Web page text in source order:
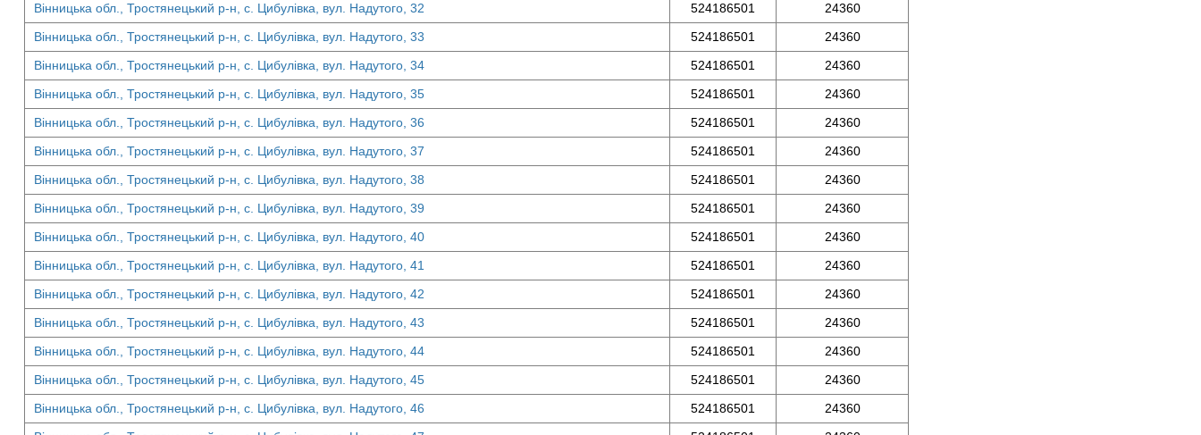
Вінницька обл., Тростянецький р-н, с. Цибулівка, вул. Надутого, 32
524186501
24360
Вінницька обл., Тростянецький р-н, с. Цибулівка, вул. Надутого, 33
524186501
24360
Вінницька обл., Тростянецький р-н, с. Цибулівка, вул. Надутого, 34
524186501
24360
Вінницька обл., Тростянецький р-н, с. Цибулівка, вул. Надутого, 35
524186501
24360
Вінницька обл., Тростянецький р-н, с. Цибулівка, вул. Надутого, 36
524186501
24360
Вінницька обл., Тростянецький р-н, с. Цибулівка, вул. Надутого, 37
524186501
24360
Вінницька обл., Тростянецький р-н, с. Цибулівка, вул. Надутого, 38
524186501
24360
Вінницька обл., Тростянецький р-н, с. Цибулівка, вул. Надутого, 39
524186501
24360
Вінницька обл., Тростянецький р-н, с. Цибулівка, вул. Надутого, 40
524186501
24360
Вінницька обл., Тростянецький р-н, с. Цибулівка, вул. Надутого, 41
524186501
24360
Вінницька обл., Тростянецький р-н, с. Цибулівка, вул. Надутого, 42
524186501
24360
Вінницька обл., Тростянецький р-н, с. Цибулівка, вул. Надутого, 43
524186501
24360
Вінницька обл., Тростянецький р-н, с. Цибулівка, вул. Надутого, 44
524186501
24360
Вінницька обл., Тростянецький р-н, с. Цибулівка, вул. Надутого, 45
524186501
24360
Вінницька обл., Тростянецький р-н, с. Цибулівка, вул. Надутого, 46
524186501
24360